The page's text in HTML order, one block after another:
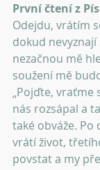
První čtení z
Odejdu, vrátím
dokud nevyznají
nezačnou mě
soužení mě
„Pojďte, vraťme
nás rozsápal a
také obváže. Po
vrátí život,
povstat a my